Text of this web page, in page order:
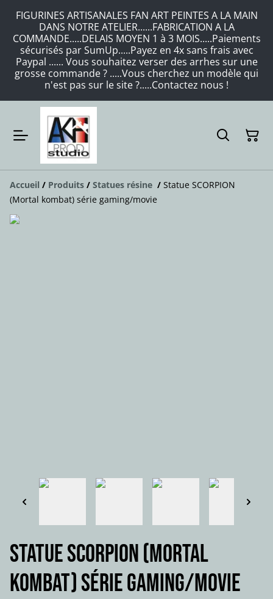
FIGURINES ARTISANALES FAN ART PEINTES A LA MAIN
DANS NOTRE ATELIER......FABRICATION A LA
COMMANDE.....DELAIS MOYEN 1 à 3 MOIS.....Paiements
sécurisés par SumUp.....Payez en 4x sans frais avec
Paypal ...... Vous souhaitez verser des arrhes sur une
grosse commande ? .....Vous cherchez un modèle qui
n'est pas sur le site ?.....Contactez nous !
Accueil / Produits / Statues résine / Statue SCORPION
(Mortal kombat) série gaming/movie
Statue SCORPION (Mortal
kombat) série gaming/movie